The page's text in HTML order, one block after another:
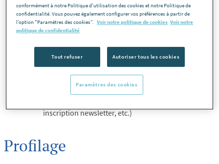
Effectuer des études statistiques (la fréquentation
de notre site …),
Gérer nos activités de communication commerciale,
Gérer le profilage*
site internet,
Gérer les demandes formulées via les différents
inscription newsletter, etc.)
Profilage
conformément à notre Politique d'utilisation des cookies et notre Politique de
confidentialité. Vous pouvez également configurer vos préférences à partir de
l’option "Paramètres des cookies”. Voir notre politique de cookies Voir notre
politique de confidentialité
Tout refuser Autoriser tous les cookies
Paramètres des cookies